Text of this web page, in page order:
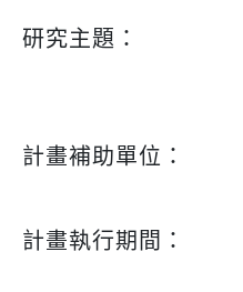
研究主題：
計畫補助單位：
計畫執行期間：